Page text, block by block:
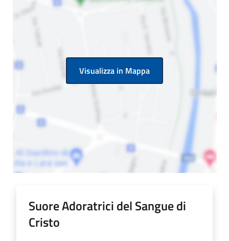
Visualizza in Mappa
Suore Adoratrici del Sangue di
Cristo